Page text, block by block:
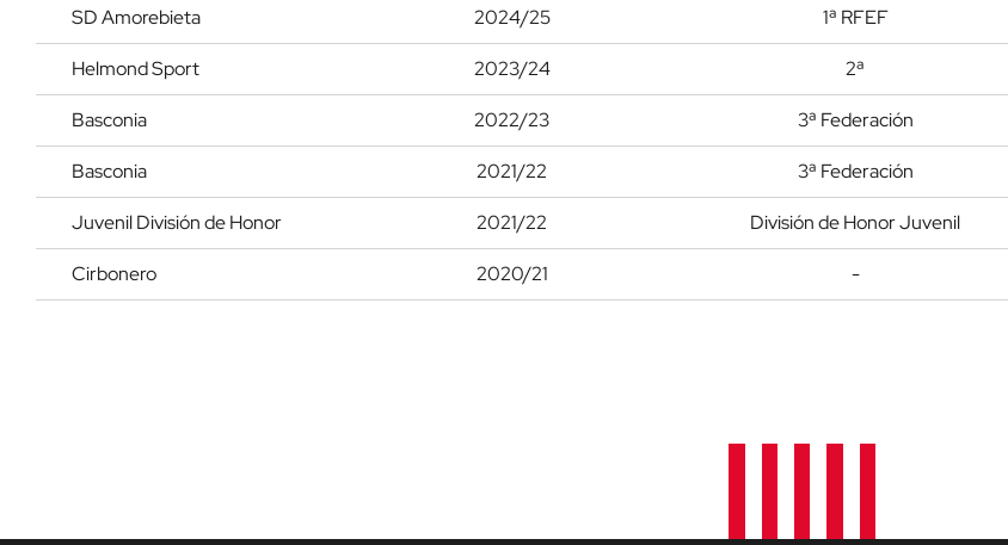
SD Amorebieta 2024/25 1ª RFEF
Helmond Sport 2023/24 2ª
Basconia 2022/23 3ª Federación
Basconia 2021/22 3ª Federación
Juvenil División de Honor 2021/22 División de Honor Juvenil
Cirbonero 2020/21 -